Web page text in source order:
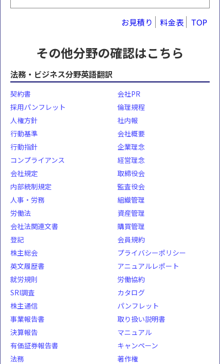
お見積り 料金表 TOP
その他分野の確認はこちら
法務・ビジネス分野英語翻訳
契約書
採用パンフレット
人権方針
行動基準
行動指針
コンプライアンス
会社規定
内部統制規定
人事・労務
労働法
会社法関連文書
登記
株主総会
英文履歴書
会社PR
倫理規程
社内報
会社概要
企業理念
経営理念
取締役会
監査役会
組織管理
資産管理
購買管理
会員規約
プライバシーポリシー
アニュアルレポート
就労規則
SRI調査
株主通信
事業報告書
決算報告
有価証券報告書
法務
労働協約
カタログ
パンフレット
取り扱い説明書
マニュアル
キャンペーン
著作権